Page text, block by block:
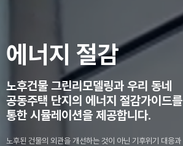
에너지 절감
노후건물 그린리모델링과 우리 동네
공동주택 단지의 에너지 절감가이드를
통한 시뮬레이션을 제공합니다.
노후된 건물의 외관을 개선하는 것이 아닌 기후위기 대응과